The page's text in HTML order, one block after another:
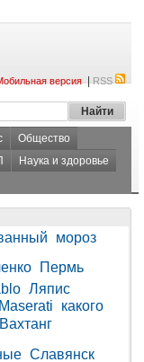
версия|RSS
Общество
Наука и здоровье
мороз
Пермь
Ляпис
Maserati
какого
Вахтанг
Славянск